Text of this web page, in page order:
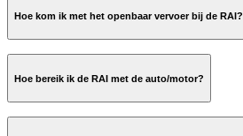
Hoe kom ik met het openbaar vervoer bij de RAI​?
Per metro en bus
Hoe bereik ik de RAI met de auto/motor?​